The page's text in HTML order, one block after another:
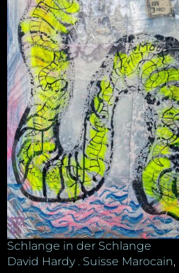
Schlange in der Schlange
David Hardy . Suisse Marocain,